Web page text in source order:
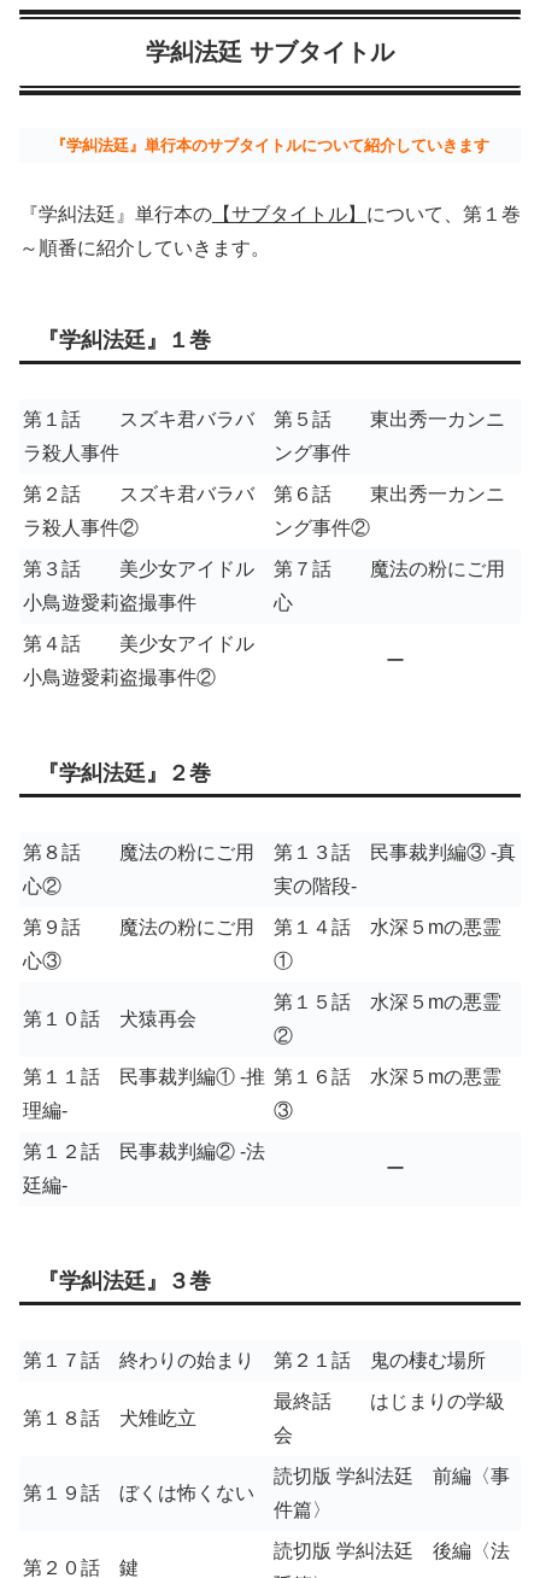
学糾法廷 サブタイトル
『学糾法廷』単行本のサブタイトルについて紹介していきます
『学糾法廷』単行本の 【サブタイトル】 について、第１巻
～順番に紹介していきます。
『学糾法廷』１巻
第１話 スズキ君バラバ
ラ殺人事件
第５話 東出秀一カンニ
ング事件
第２話 スズキ君バラバ
ラ殺人事件②
第６話 東出秀一カンニ
ング事件②
第３話 美少女アイドル
小鳥遊愛莉盗撮事件
第７話 魔法の粉にご用
心
第４話 美少女アイドル
小鳥遊愛莉盗撮事件②
ー
『学糾法廷』２巻
第８話 魔法の粉にご用
心②
第１３話 民事裁判編③ -真
実の階段-
第９話 魔法の粉にご用
心③
第１４話 水深５mの悪霊
①
第１０話 犬猿再会
第１５話 水深５mの悪霊
②
第１１話 民事裁判編① -推
理編-
第１６話 水深５mの悪霊
③
第１２話 民事裁判編② -法
廷編-
ー
『学糾法廷』３巻
第１７話 終わりの始まり 第２１話 鬼の棲む場所
第１８話 犬雉屹立
最終話 はじまりの学級
会
第１９話 ぼくは怖くない
読切版 学糾法廷 前編〈事
件篇〉
第２０話 鍵
読切版 学糾法廷 後編〈法